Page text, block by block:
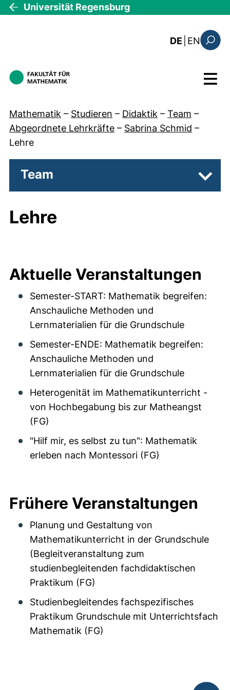
Direkt zum Inhalt
Universität Regensburg
DE EN: the
Menü
Mathematik – Studieren – Didaktik – Team –
Abgeordnete Lehrkräfte – Sabrina Schmid –
Lehre
Team
Lehre
Aktuelle Veranstaltungen
Semester-START: Mathematik begreifen:
Anschauliche Methoden und
Lernmaterialien für die Grundschule
Semester-ENDE: Mathematik begreifen:
Anschauliche Methoden und
Lernmaterialien für die Grundschule
Heterogenität im Mathematikunterricht -
von Hochbegabung bis zur Matheangst
(FG)
"Hilf mir, es selbst zu tun": Mathematik
erleben nach Montessori (FG)
Frühere Veranstaltungen
Planung und Gestaltung von
Mathematikunterricht in der Grundschule
(Begleitveranstaltung zum
studienbegleitenden fachdidaktischen
Praktikum (FG)
Studienbegleitendes fachspezifisches
Praktikum Grundschule mit Unterrichtsfach
Mathematik (FG)